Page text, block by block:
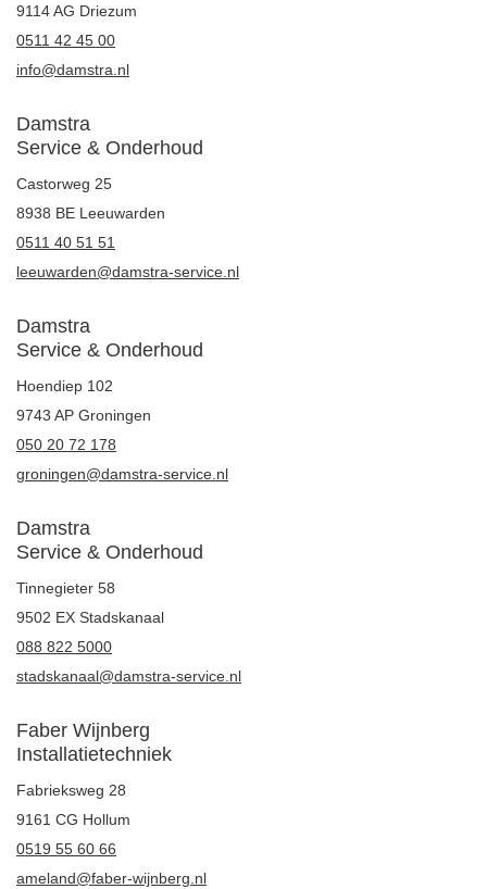
9114 AG Driezum
0511 42 45 00
info@damstra.nl
Damstra
Service & Onderhoud
Castorweg 25
8938 BE Leeuwarden
0511 40 51 51
leeuwarden@damstra-service.nl
Damstra
Service & Onderhoud
Hoendiep 102
9743 AP Groningen
050 20 72 178
groningen@damstra-service.nl
Damstra
Service & Onderhoud
Tinnegieter 58
9502 EX Stadskanaal
088 822 5000
stadskanaal@damstra-service.nl
Faber Wijnberg
Installatietechniek
Fabrieksweg 28
9161 CG Hollum
0519 55 60 66
ameland@faber-wijnberg.nl